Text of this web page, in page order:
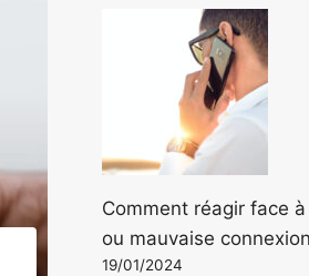
Comment réagir face
ou mauvaise
19/01/2024